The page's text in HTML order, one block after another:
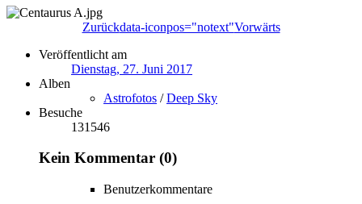
Zurückdata-iconpos="notext"Vorwärts
Veröffentlicht am
Dienstag, 27. Juni 2017
Alben
Astrofotos /Deep Sky
Besuche
131546
Kein Kommentar (0)
Benutzerkommentare